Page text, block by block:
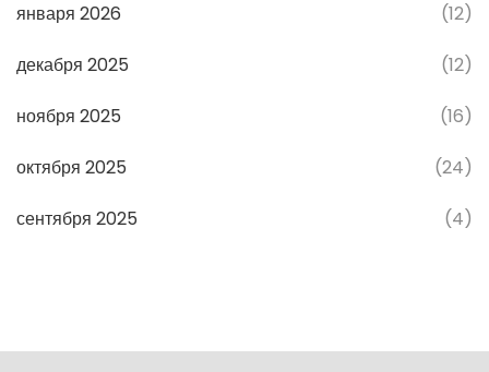
января 2026 (12)
декабря 2025 (12)
ноября 2025 (16)
октября 2025 (24)
сентября 2025 (4)